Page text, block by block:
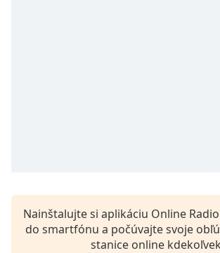
End
dialog
Nainštalujte si aplikáciu Online
do smartfónu a počúvajte svoje
stanice online